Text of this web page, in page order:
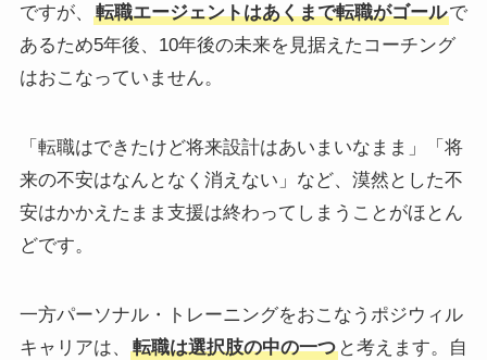
ですが、 転職エージェントはあくまで転職がゴールで
あるため5年後、10年後の未来を見据えたコーチング
はおこなっていません。
「転職はできたけど将来設計はあいまいなまま」「将
来の不安はなんとなく消えない」など、漠然とした不
安はかかえたまま支援は終わってしまうことがほとん
どです。
一方パーソナル・トレーニングをおこなうポジウィル
キャリアは、
転職は選択肢の中の一つと考えます。自